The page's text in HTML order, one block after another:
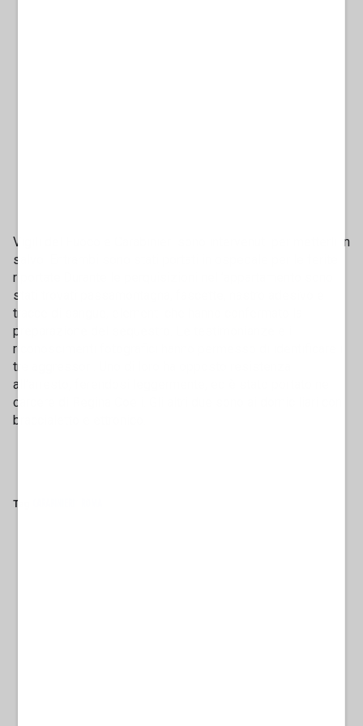
Vigili del Fuoco e Carabinieri sono intervenuti per metterli in
salvo. Entrambi sono stati portati in ospedale per le ferite
riportate.Durante le perquisizioni nell’appartamento sono
stati trovati passamontagna, fascette, nastro adesivo e
tracce di sangue, elementi che hanno confermato la
preparazione del sequestro. Le testimonianze e i
riconoscimenti fotografici hanno permesso di identificare i
tre aggressori. Uno di loro ha opposto resistenza
all’arresto, ferendosi leggermente, ed è stato portato nel
carcere di Regina Coeli. Gli altri due sono ai domiciliari con
braccialetto elettronico.
Tag